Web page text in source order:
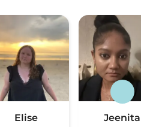
Elise Jeenita